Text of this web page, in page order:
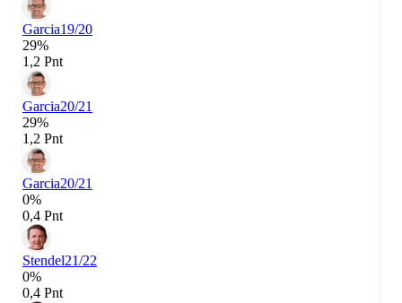
Garcia19/20
29%
1,2 Pnt
Garcia20/21
29%
1,2 Pnt
Garcia20/21
0%
0,4 Pnt
Stendel21/22
0%
0,4 Pnt